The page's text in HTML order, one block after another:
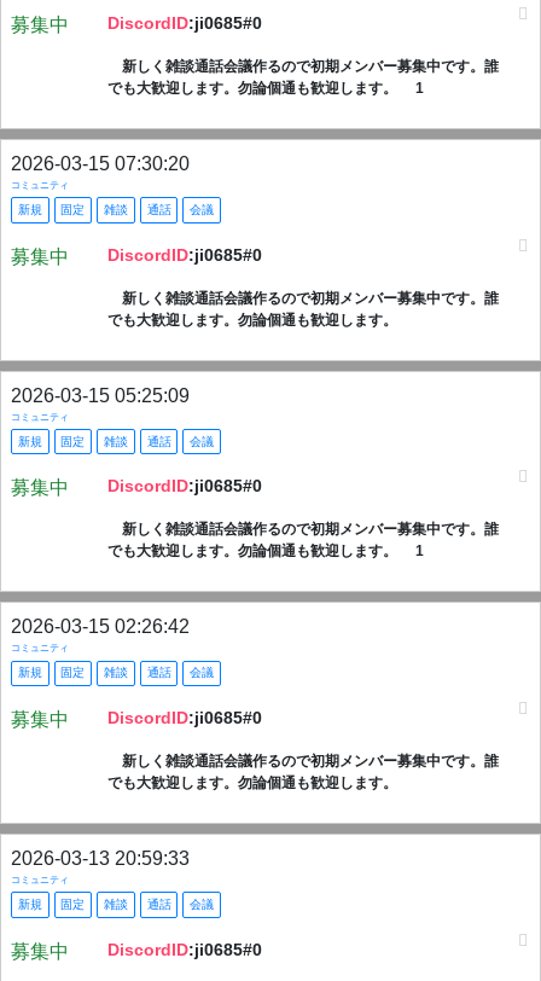
募集中 DiscordID:ji0685#0
新しく雑談通話会議作るので初期メンバー募集中です。誰
でも大歓迎します。勿論個通も歓迎します。 1
2026-03-15 07:30:20
コミュニティ
新規 固定 雑談 通話 会議
募集中 DiscordID:ji0685#0
新しく雑談通話会議作るので初期メンバー募集中です。誰
でも大歓迎します。勿論個通も歓迎します。
2026-03-15 05:25:09
コミュニティ
新規 固定 雑談 通話 会議
募集中 DiscordID:ji0685#0
新しく雑談通話会議作るので初期メンバー募集中です。誰
でも大歓迎します。勿論個通も歓迎します。 1
2026-03-15 02:26:42
コミュニティ
新規 固定 雑談 通話 会議
募集中 DiscordID:ji0685#0
新しく雑談通話会議作るので初期メンバー募集中です。誰
でも大歓迎します。勿論個通も歓迎します。
2026-03-13 20:59:33
コミュニティ
新規 固定 雑談 通話 会議
募集中 DiscordID:ji0685#0